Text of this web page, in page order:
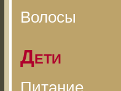
Волосы
Дети
Питание